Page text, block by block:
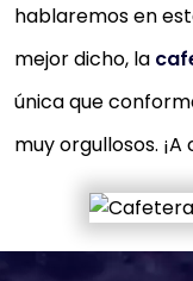
hablaremos en
mejor dicho, la
única que
muy orgullosos.